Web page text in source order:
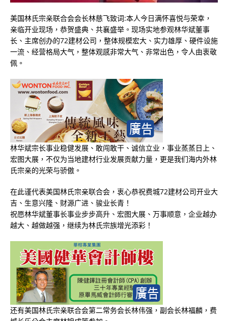
美国林氏宗亲联合会会长林慈飞致词:本人今日满怀喜悦与荣幸，
亲临开业现场，恭贺盛典、共襄盛举。现场实地参观林华斌董事
长、主席创办的72建材公司，整体规模宏大、实力雄厚、硬件设施
一流、经营格局大气，整体观感非常大气、非常出色，令人由衷敬
佩。
林华斌宗长事业稳健发展、敢闯敢干、诚信立业，事业蒸蒸日上、
宏图大展，不仅为当地建材行业发展贡献力量，更是我们海内外林
氏宗亲的光荣与骄傲。
在此谨代表美国林氏宗亲联合会，衷心恭祝费城72建材公司开业大
吉、生意兴隆、财源广进、骏业长青！
祝愿林华斌董事长事业步步高升、宏图大展、万事顺意，企业越办
越大、越做越强，继续为林氏宗族增光添彩！
还有美国林氏宗亲联合会第二常务会长林伟强，副会长林福麟，费